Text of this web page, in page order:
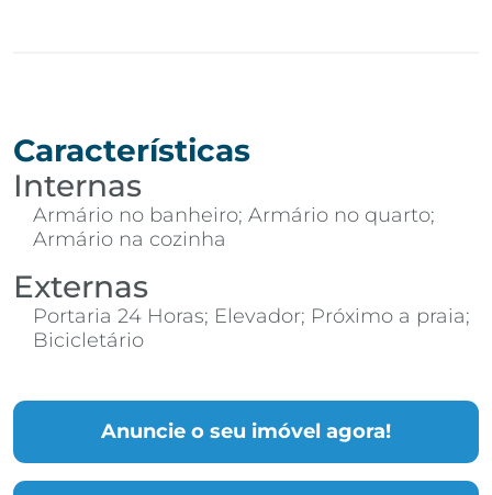
Anuncie o seu imóvel agora!
Características
Internas
Armário no banheiro; Armário no quarto;
Armário na cozinha
Externas
Portaria 24 Horas; Elevador; Próximo a praia;
Bicicletário